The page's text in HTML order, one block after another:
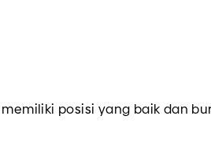
posisi yang baik dan